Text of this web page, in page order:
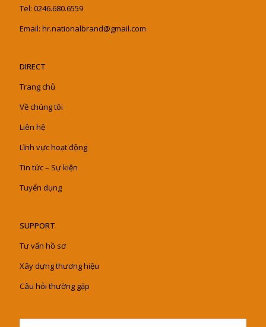
Tel: 0246.680.6559
Email: hr.nationalbrand@gmail.com
DIRECT
Trang chủ
Về chúng tôi
Liên hệ
Lĩnh vực hoạt động
Tin tức – Sự kiện
Tuyển dụng
SUPPORT
Tư vấn hồ sơ
Xây dựng thương hiệu
Câu hỏi thường gặp